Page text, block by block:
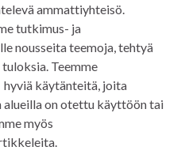
ammattiyhteisö.
tutkimus- ja
nousseita teemoja, tehtyä
Teemme
käytänteitä, joita
on otettu käyttöön tai
myös